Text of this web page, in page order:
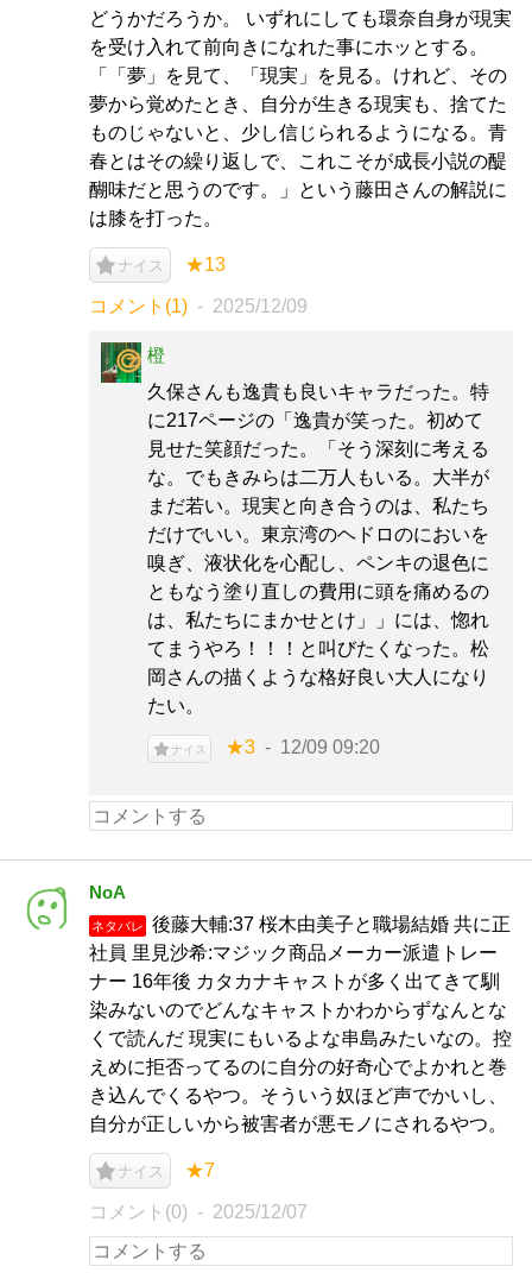
どうかだろうか。 いずれにしても環奈自身が現実
を受け入れて前向きになれた事にホッとする。
「「夢」を見て、「現実」を見る。けれど、その
夢から覚めたとき、自分が生きる現実も、捨てた
ものじゃないと、少し信じられるようになる。青
春とはその繰り返しで、これこそが成長小説の醍
醐味だと思うのです。」という藤田さんの解説に
は膝を打った。
ナイス ★13
コメント(1) 2025/12/09
橙
久保さんも逸貴も良いキャラだった。特
に217ページの「逸貴が笑った。初めて
見せた笑顔だった。「そう深刻に考える
な。でもきみらは二万人もいる。大半が
まだ若い。現実と向き合うのは、私たち
だけでいい。東京湾のヘドロのにおいを
嗅ぎ、液状化を心配し、ペンキの退色に
ともなう塗り直しの費用に頭を痛めるの
は、私たちにまかせとけ」」には、惚れ
てまうやろ！！！と叫びたくなった。松
岡さんの描くような格好良い大人になり
たい。
ナイス ★3 12/09 09:20
NoA
ネタバレ
後藤大輔:37 桜木由美子と職場結婚 共に正
社員 里見沙希:マジック商品メーカー派遣トレー
ナー 16年後 カタカナキャストが多く出てきて馴
染みないのでどんなキャストかわからずなんとな
くで読んだ 現実にもいるよな串島みたいなの。控
えめに拒否ってるのに自分の好奇心でよかれと巻
き込んでくるやつ。そういう奴ほど声でかいし、
自分が正しいから被害者が悪モノにされるやつ。
ナイス ★7
コメント(0) 2025/12/07